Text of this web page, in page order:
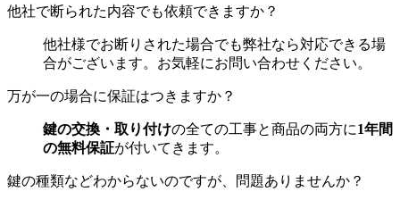
他社で断られた内容でも依頼できますか？
他社様でお断りされた場合でも弊社なら対応できる場
合がございます。お気軽にお問い合わせください。
万が一の場合に保証はつきますか？
鍵の交換・取り付けの全ての工事と商品の両方に1年間
の無料保証が付いてきます。
鍵の種類などわからないのですが、問題ありませんか？